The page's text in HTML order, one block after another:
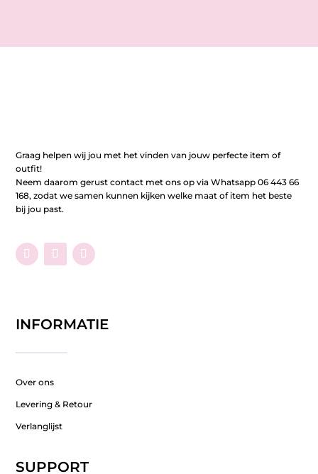
Graag helpen wij jou met het vinden van jouw perfecte item of
outfit!
Neem daarom gerust contact met ons op via Whatsapp 06 443 66
168, zodat we samen kunnen kijken welke maat of item het beste
bij jou past.
INFORMATIE
Over ons
Levering & Retour
Verlanglijst
SUPPORT